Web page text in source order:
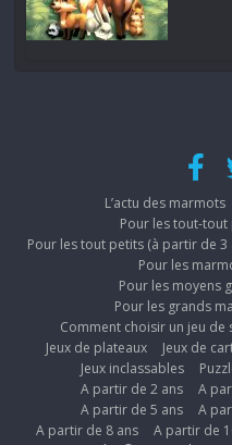
L’actu des marmots
Pour les tout-
Pour les tout petits (à partir de 3
Pour les
Pour les moyens
Pour les grands
Comment choisir un jeu de
Jeux de plateaux
Jeux de
Jeux inclassables
A partir de 2 ans
A
A partir de 5 ans
A
A partir de 8 ans
A partir de